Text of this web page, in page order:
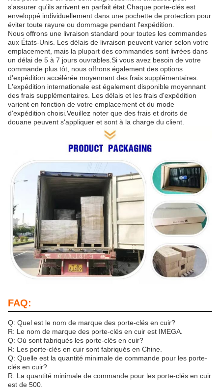
s'assurer qu'ils arrivent en parfait état.Chaque porte-clés est
enveloppé individuellement dans une pochette de protection pour
éviter toute rayure ou dommage pendant l'expédition.
Nous offrons une livraison standard pour toutes les commandes
aux États-Unis. Les délais de livraison peuvent varier selon votre
emplacement, mais la plupart des commandes sont livrées dans
un délai de 5 à 7 jours ouvrables.Si vous avez besoin de votre
commande plus tôt, nous offrons également des options
d'expédition accélérée moyennant des frais supplémentaires.
L'expédition internationale est également disponible moyennant
des frais supplémentaires. Les délais et les frais d'expédition
varient en fonction de votre emplacement et du mode
d'expédition choisi.Veuillez noter que des frais et droits de
douane peuvent s'appliquer et sont à la charge du client.
FAQ:
Q: Quel est le nom de marque des porte-clés en cuir?
R: Le nom de marque des porte-clés en cuir est IMEGA.
Q: Où sont fabriqués les porte-clés en cuir?
R: Les porte-clés en cuir sont fabriqués en Chine.
Q: Quelle est la quantité minimale de commande pour les porte-
clés en cuir?
R: La quantité minimale de commande pour les porte-clés en cuir
est de 500.